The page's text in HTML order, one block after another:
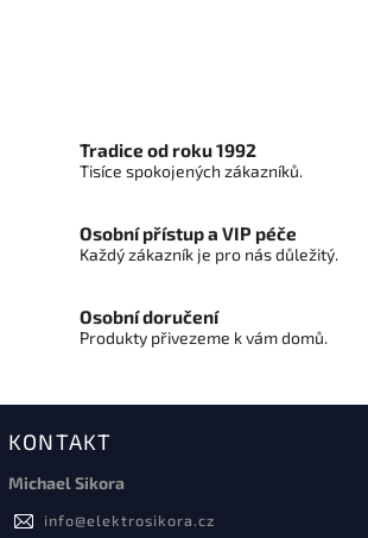
Tradice od roku 1992
Tisíce spokojených zákazníků.
Osobní přístup a VIP péče
Každý zákazník je pro nás důležitý.
Osobní doručení
Produkty přivezeme k vám domů.
KONTAKT
Michael Sikora
info@elektrosikora.cz